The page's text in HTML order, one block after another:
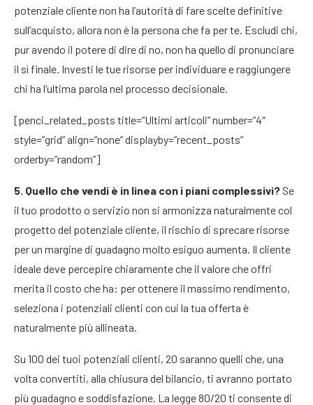
potenziale cliente non ha l’autorità di fare scelte definitive
sull’acquisto, allora non è la persona che fa per te. Escludi chi,
pur avendo il potere di dire di no, non ha quello di pronunciare
il sì finale. Investi le tue risorse per individuare e raggiungere
chi ha l’ultima parola nel processo decisionale.
[penci_related_posts title=”Ultimi articoli” number=”4″
style=”grid” align=”none” displayby=”recent_posts”
orderby=”random”]
5. Quello che vendi è in linea con i piani complessivi? Se
il tuo prodotto o servizio non si armonizza naturalmente col
progetto del potenziale cliente, il rischio di sprecare risorse
per un margine di guadagno molto esiguo aumenta. Il cliente
ideale deve percepire chiaramente che il valore che offri
merita il costo che ha: per ottenere il massimo rendimento,
seleziona i potenziali clienti con cui la tua offerta è
naturalmente più allineata.
Su 100 dei tuoi potenziali clienti, 20 saranno quelli che, una
volta convertiti, alla chiusura del bilancio, ti avranno portato
più guadagno e soddisfazione. La legge 80/20 ti consente di